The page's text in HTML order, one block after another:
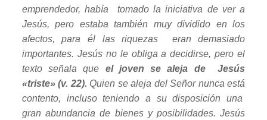
emprendedor, había tomado la iniciativa de ver a
Jesús, pero estaba también muy dividido en los
afectos, para él las riquezas eran demasiado
importantes. Jesús no le obliga a decidirse, pero el
texto señala que el joven se aleja de Jesús
«triste» (v. 22). Quien se aleja del Señor nunca está
contento, incluso teniendo a su disposición una
gran abundancia de bienes y posibilidades. Jesús